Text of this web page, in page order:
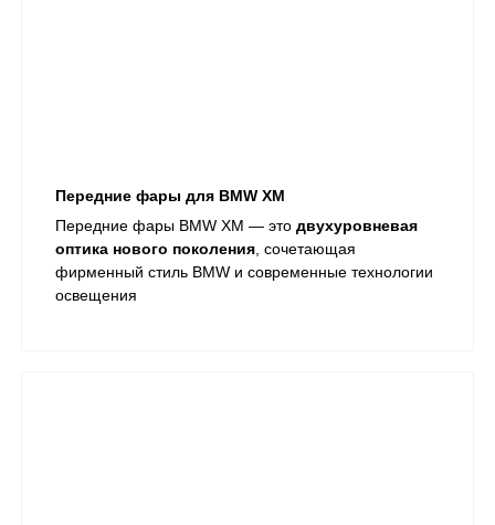
Передние фары для BMW XM
Передние фары BMW XM — это двухуровневая
оптика нового поколения , сочетающая
фирменный стиль BMW и современные технологии
освещения